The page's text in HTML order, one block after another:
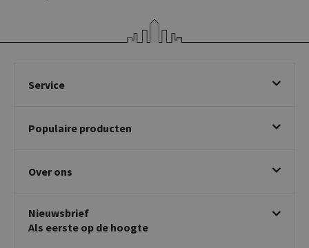
Service
Betalen & annuleren
Klachtafhandeling
Privacy policy
Populaire producten
Draaibare eetkamerstoelen
Taupe stoelen
Tuinstoelen
Over ons
Showroom
Contact
Nieuwsbrief
Als eerste op de hoogte